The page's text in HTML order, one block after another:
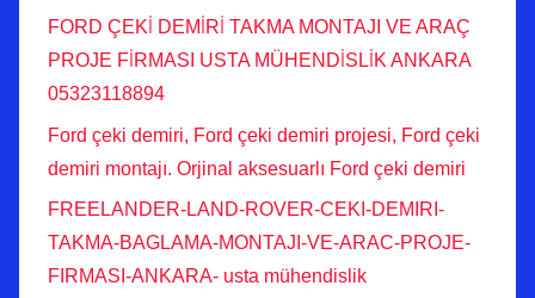
FORD ÇEKİ DEMİRİ TAKMA MONTAJI VE ARAÇ
PROJE FİRMASI USTA MÜHENDİSLİK ANKARA
05323118894
Ford çeki demiri, Ford çeki demiri projesi, Ford çeki
demiri montajı. Orjinal aksesuarlı Ford çeki demiri
FREELANDER-LAND-ROVER-CEKI-DEMIRI-
TAKMA-BAGLAMA-MONTAJI-VE-ARAC-PROJE-
FIRMASI-ANKARA- usta mühendislik